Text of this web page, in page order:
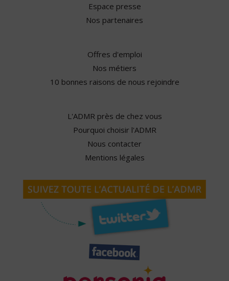
Espace presse
Nos partenaires
Offres d'emploi
Nos métiers
10 bonnes raisons de nous rejoindre
L'ADMR près de chez vous
Pourquoi choisir l'ADMR
Nous contacter
Mentions légales